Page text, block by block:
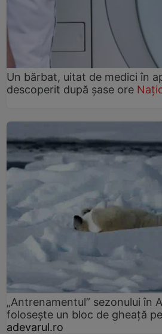
Un bărbat, uitat de medici în
descoperit după șase ore
„Antrenamentul” sezonului în
folosește un bloc de gheață
adevarul.ro